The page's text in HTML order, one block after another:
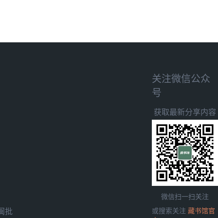
批
关注微信公众
号
获取最新分享内容
微信扫一扫关注
或搜索关注 藏书馆官